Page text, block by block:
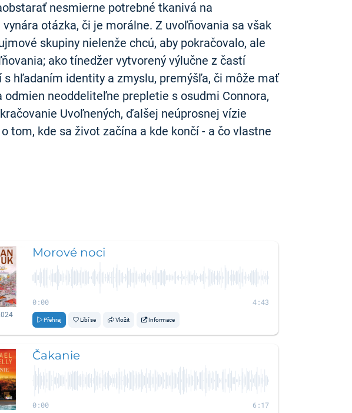
nesmierne potrebné tkanivá na
otázka, či je morálne. Z uvoľňovania sa však
skupiny nielenže chcú, aby pokračovalo, ale
ako tínedžer vytvorený výlučne z častí
hľadaním identity a zmyslu, premýšľa, či môže mať
neoddeliteľne prepletie s osudmi Connora,
Uvoľnených, ďalšej neúprosnej vízie
kde sa život začína a kde končí - a čo vlastne
Morové noci
0:00 4:43
Přehraj Líbí se Vložit Informace
Čakanie
0:00 6:17